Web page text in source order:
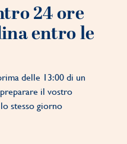
24 ore
entro le
delle 13:00 di un
il vostro
stesso giorno